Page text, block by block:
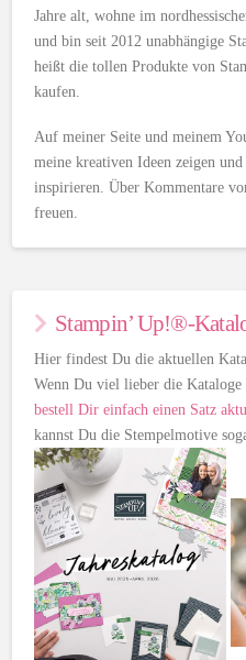
Jahre alt, wohne im
und bin seit 2012 unabhängige
heißt die tollen Produkte von
kaufen.
Auf meiner Seite und meinem
meine kreativen Ideen zeigen
inspirieren. Über Kommentare
freuen.
Stampin’ Up!®-
Hier findest Du die aktuellen
Wenn Du viel lieber die
bestell Dir einfach einen Satz
kannst Du die Stempelmotive